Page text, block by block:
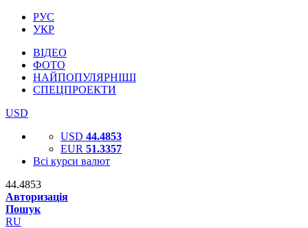
РУС
УКР
ВІДЕО
ФОТО
НАЙПОПУЛЯРНІШІ
СПЕЦПРОЕКТИ
USD
USD 44.4853
EUR 51.3357
Всі курси валют
44.4853
Авторизація
Пошук
RU